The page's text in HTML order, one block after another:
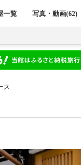
一覧 写真・動画(62)
ス